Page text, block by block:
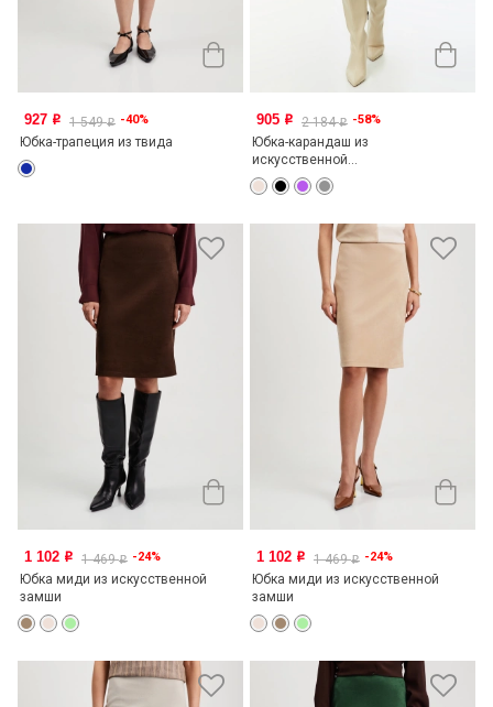
927 o 1 549o -40%
Юбка-трапеция из твида
905 o 2 184o -58%
Юбка-карандаш из
искусственной...
1 102 o 1 469o -24%
Юбка миди из искусственной
замши
1 102 o 1 469o -24%
Юбка миди из искусственной
замши